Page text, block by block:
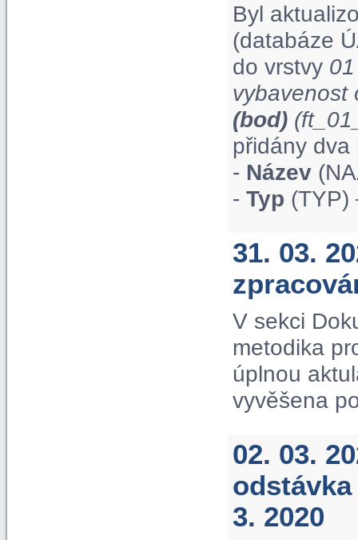
Byl
(databáze
do vrstvy
vybavenost
(bod)
přidány dva
- Název
- Typ (TYP)
31. 03.
V sekci
metodika
úplnou
vyvěšena
02. 03.
3. 2020